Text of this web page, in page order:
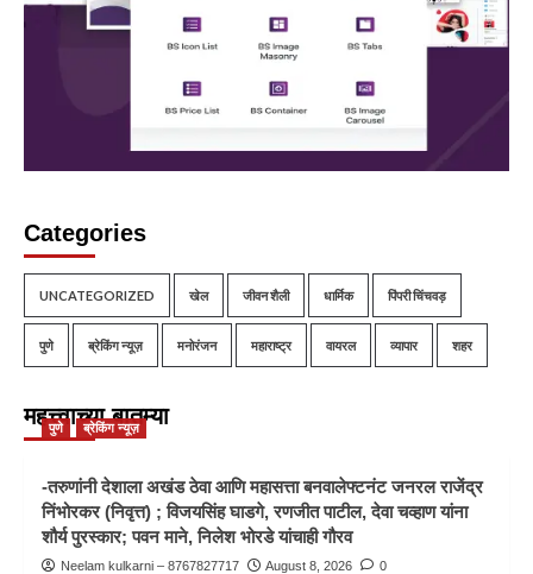
Categories
UNCATEGORIZED खेल जीवन शैली धार्मिक पिंपरी चिंचवड़
पुणे ब्रेकिंग न्यूज़ मनोरंजन महाराष्ट्र वायरल व्यापार शहर
महत्त्वाच्या बातम्या
पुणे ब्रेकिंग न्यूज़
-तरुणांनी देशाला अखंड ठेवा आणि महासत्ता बनवालेफ्टनंट जनरल राजेंद्र
निंभोरकर (निवृत्त) ; विजयसिंह घाडगे, रणजीत पाटील, देवा चव्हाण यांना
शौर्य पुरस्कार; पवन माने, निलेश भोरडे यांचाही गौरव
Neelam kulkarni – 8767827717 August 8, 2026 0